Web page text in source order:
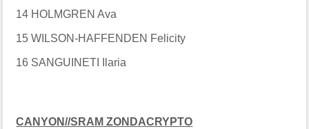
14 HOLMGREN Ava
15 WILSON-HAFFENDEN Felicity
16 SANGUINETI Ilaria
CANYON//SRAM ZONDACRYPTO